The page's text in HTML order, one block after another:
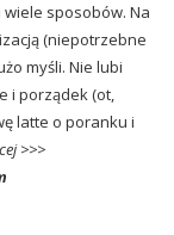
sposobów. Na
(niepotrzebne
myśli. Nie lubi
i porządek (ot,
latte o poranku i
>>>